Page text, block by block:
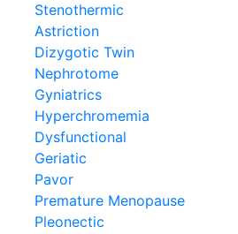
Stenothermic
Astriction
Dizygotic Twin
Nephrotome
Gyniatrics
Hyperchromemia
Dysfunctional
Geriatic
Pavor
Premature Menopause
Pleonectic